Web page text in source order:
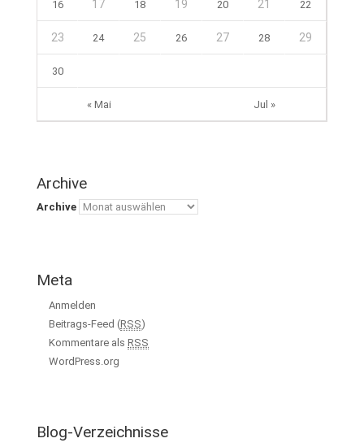
« Mai Jul »
16 17 18 19 20 21 22
23 24 25 26 27 28 29
30
Archive
Archive
Meta
Anmelden
Beitrags-Feed (RSS)
Kommentare als RSS
WordPress.org
Blog-Verzeichnisse